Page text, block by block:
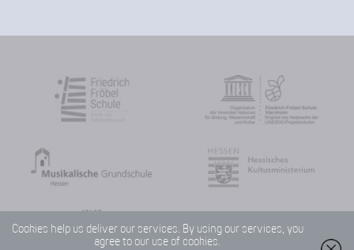
Cookies help us deliver our services. By using our services, you
agree to our use of cookies.